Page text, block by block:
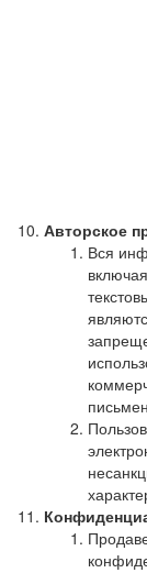
Авторское
Вся